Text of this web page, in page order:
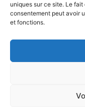
uniques sur ce site. Le
consentement peut avoir
et fonctions.